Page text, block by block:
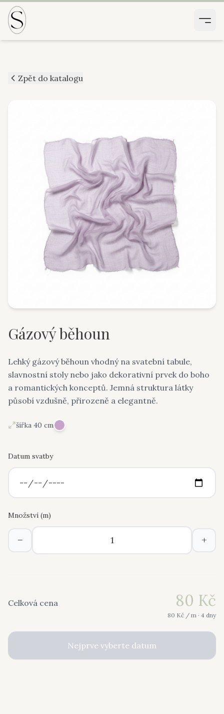
Zpět do katalogu
Gázový běhoun
Lehký gázový běhoun vhodný na svatební tabule,
slavnostní stoly nebo jako dekorativní prvek do boho
a romantických konceptů. Jemná struktura látky
působí vzdušně, přirozeně a elegantně.
šířka 40 cm
Datum svatby
Množství (m)
− +
Celková cena 80 Kč
80 Kč / m · 4 dny
Nejprve vyberte datum